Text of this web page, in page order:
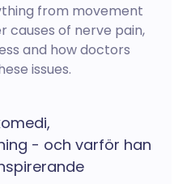
from movement
causes of nerve pain,
and how doctors
issues.
- och varför han